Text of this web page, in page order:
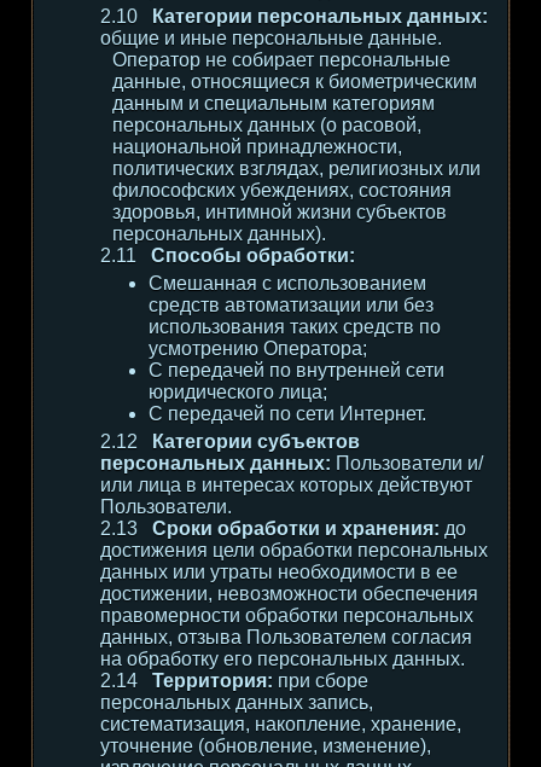
Категории персональных данных:
общие и иные персональные данные.
Оператор не собирает персональные
данные, относящиеся к биометрическим
данным и специальным категориям
персональных данных (о расовой,
национальной принадлежности,
политических взглядах, религиозных или
философских убеждениях, состояния
здоровья, интимной жизни субъектов
персональных данных).
Способы обработки:
Смешанная с использованием
средств автоматизации или без
использования таких средств по
усмотрению Оператора;
С передачей по внутренней сети
юридического лица;
С передачей по сети Интернет.
Категории субъектов
персональных данных: Пользователи и/
или лица в интересах которых действуют
Пользователи.
Сроки обработки и хранения: до
достижения цели обработки персональных
данных или утраты необходимости в ее
достижении, невозможности обеспечения
правомерности обработки персональных
данных, отзыва Пользователем согласия
на обработку его персональных данных.
Территория: при сборе
персональных данных запись,
систематизация, накопление, хранение,
уточнение (обновление, изменение),